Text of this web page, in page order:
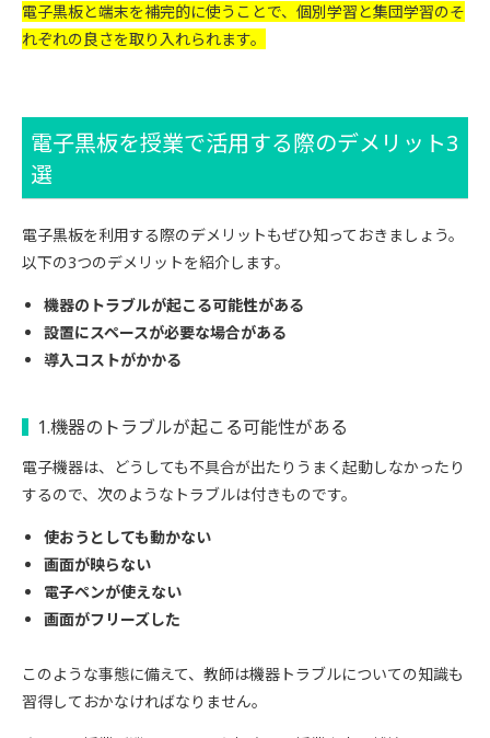
電子黒板と端末を補完的に使うことで、個別学習と集団学習のそ
れぞれの良さを取り入れられます。
電子黒板を授業で活用する際のデメリット3
選
電子黒板を利用する際のデメリットもぜひ知っておきましょう。
以下の3つのデメリットを紹介します。
機器のトラブルが起こる可能性がある
設置にスペースが必要な場合がある
導入コストがかかる
1.機器のトラブルが起こる可能性がある
電子機器は、どうしても不具合が出たりうまく起動しなかったり
するので、次のようなトラブルは付きものです。
使おうとしても動かない
画面が映らない
電子ペンが使えない
画面がフリーズした
このような事態に備えて、教師は機器トラブルについての知識も
習得しておかなければなりません。